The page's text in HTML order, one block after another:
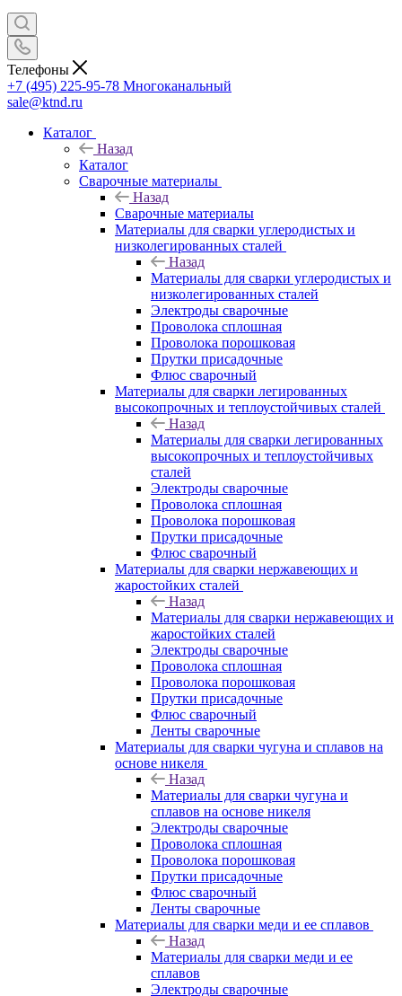
Телефоны
+7 (495) 225-95-78 Многоканальный
sale@ktnd.ru
Каталог
Назад
Каталог
Сварочные материалы
Назад
Сварочные материалы
Материалы для сварки углеродистых и
низколегированных сталей
Назад
Материалы для сварки углеродистых и
низколегированных сталей
Электроды сварочные
Проволока сплошная
Проволока порошковая
Прутки присадочные
Флюс сварочный
Материалы для сварки легированных
высокопрочных и теплоустойчивых сталей
Назад
Материалы для сварки легированных
высокопрочных и теплоустойчивых
сталей
Электроды сварочные
Проволока сплошная
Проволока порошковая
Прутки присадочные
Флюс сварочный
Материалы для сварки нержавеющих и
жаростойких сталей
Назад
Материалы для сварки нержавеющих и
жаростойких сталей
Электроды сварочные
Проволока сплошная
Проволока порошковая
Прутки присадочные
Флюс сварочный
Ленты сварочные
Материалы для сварки чугуна и сплавов на
основе никеля
Назад
Материалы для сварки чугуна и
сплавов на основе никеля
Электроды сварочные
Проволока сплошная
Проволока порошковая
Прутки присадочные
Флюс сварочный
Ленты сварочные
Материалы для сварки меди и ее сплавов
Назад
Материалы для сварки меди и ее
сплавов
Электроды сварочные